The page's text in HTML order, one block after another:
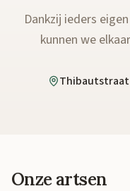
Dankzij ieders
kunnen we
Thibautstraat
Onze artsen